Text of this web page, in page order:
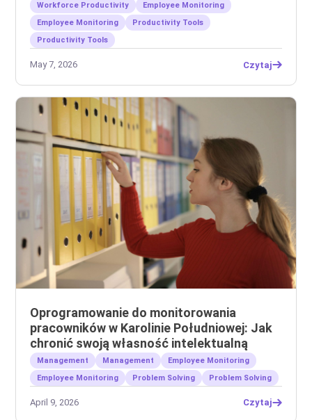
Workforce Productivity
Employee Monitoring
Employee Monitoring
Productivity Tools
Productivity Tools
May 7, 2026 Czytaj
Oprogramowanie do monitorowania
pracowników w Karolinie Południowej: Jak
chronić swoją własność intelektualną
Management Management
Employee Monitoring
Employee Monitoring
Problem Solving Problem Solving
April 9, 2026 Czytaj